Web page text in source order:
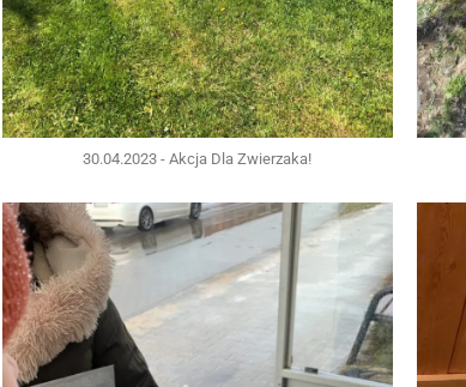
30.04.2023 - Akcja Dla Zwierzaka!